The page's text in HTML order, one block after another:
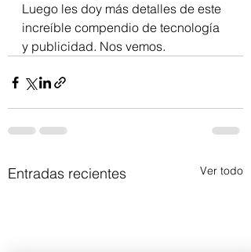
Luego les doy más detalles de este
increíble compendio de tecnología
y publicidad. Nos vemos.
Entradas recientes Ver todo